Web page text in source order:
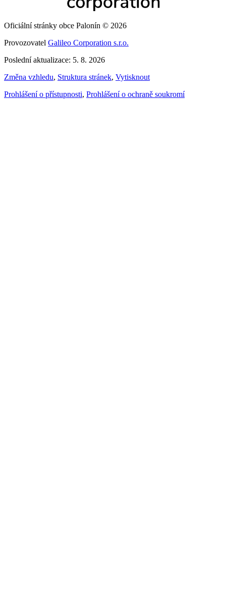
Oficiální stránky obce Palonín © 2026
Provozovatel Galileo Corporation s.r.o.
Poslední aktualizace: 5. 8. 2026
Změna vzhledu, Struktura stránek, Vytisknout
Prohlášení o přístupnosti, Prohlášení o ochraně soukromí